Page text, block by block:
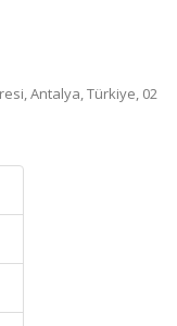
Antalya, Türkiye, 02